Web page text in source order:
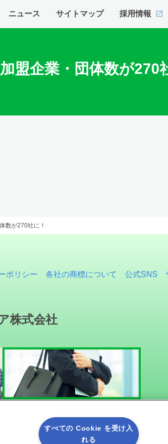
ニュース サイトマップ 採用情報
盟企業・団体数が270
数が270社に！
ポリシー 各社の商標について 公式SNS
株式会社
すべての Cookie を受け入
れる